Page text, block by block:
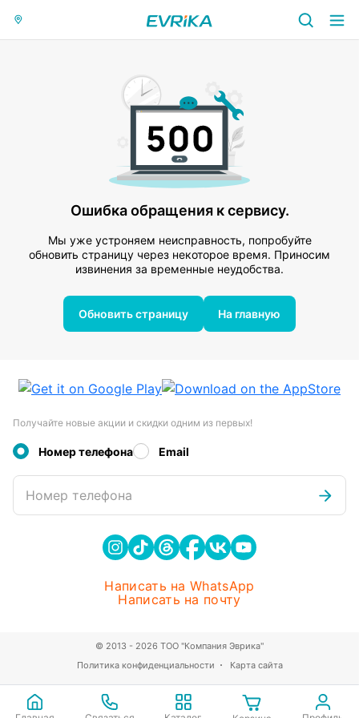
Ошибка обращения к сервису.
Мы уже устроняем неисправность, попробуйте
обновить страницу через некоторое время. Приносим
извинения за временные неудобства.
Обновить страницу На главную
Получайте новые акции и скидки одним из первых!
Номер телефона Email
Номер телефона
Написать на WhatsApp
Написать на почту
Политика конфиденциальности Карта сайта
© 2013 - 2026 ТОО "Компания Эврика"